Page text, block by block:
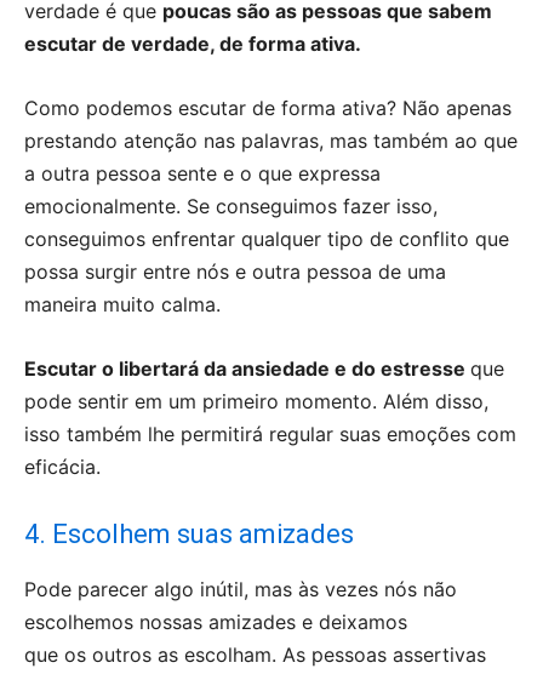
verdade é que poucas são as pessoas que sabem
escutar de verdade, de forma ativa.
Como podemos escutar de forma ativa? Não apenas
prestando atenção nas palavras, mas também ao que
a outra pessoa sente e o que expressa
emocionalmente. Se conseguimos fazer isso,
conseguimos enfrentar qualquer tipo de conflito que
possa surgir entre nós e outra pessoa de uma
maneira muito calma.
Escutar o libertará da ansiedade e do estresse que
pode sentir em um primeiro momento. Além disso,
isso também lhe permitirá regular suas emoções com
eficácia.
4. Escolhem suas amizades
Pode parecer algo inútil, mas às vezes nós não
escolhemos nossas amizades e deixamos
que os outros as escolham. As pessoas assertivas